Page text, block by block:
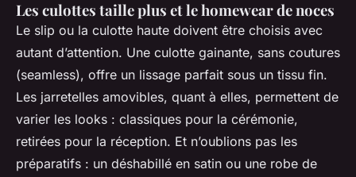
Les culottes taille plus et le homewear de noces
Le slip ou la culotte haute doivent être choisis avec
autant d’attention. Une culotte gainante, sans coutures
(seamless), offre un lissage parfait sous un tissu fin.
Les jarretelles amovibles, quant à elles, permettent de
varier les looks : classiques pour la cérémonie,
retirées pour la réception. Et n’oublions pas les
préparatifs : un déshabillé en satin ou une robe de